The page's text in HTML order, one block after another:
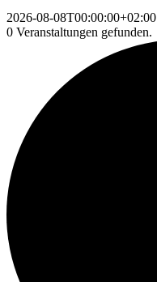
2026-08-08T00:00:00+02:00
0 Veranstaltungen gefunden.